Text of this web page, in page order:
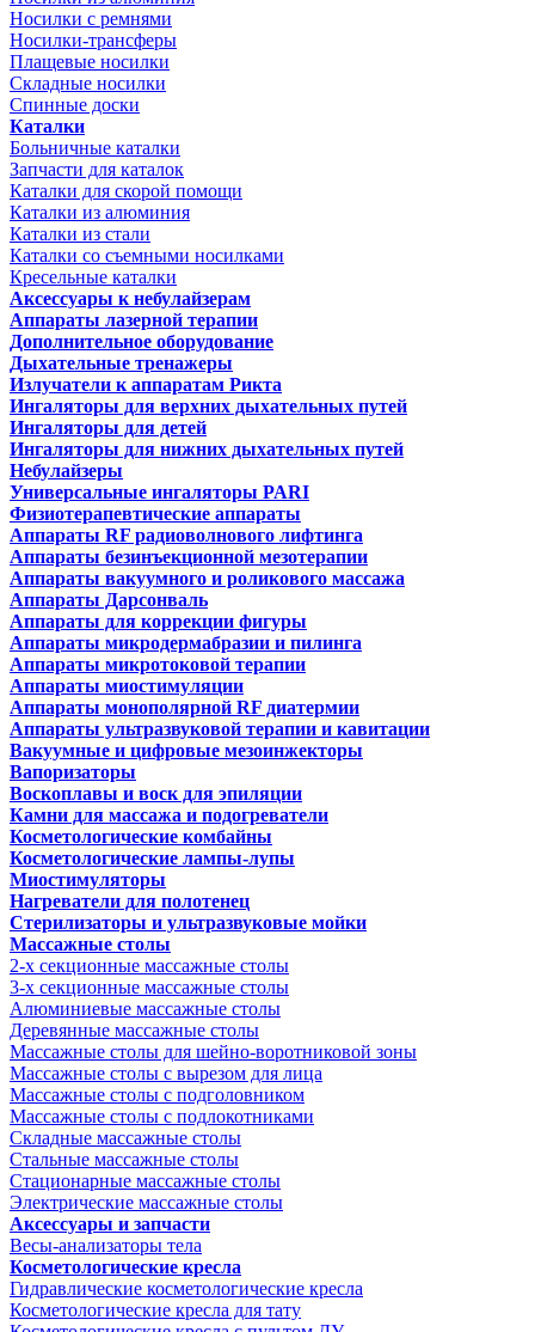
Носилки с ремнями
Носилки-трансферы
Плащевые носилки
Складные носилки
Спинные доски
Каталки
Больничные каталки
Запчасти для каталок
Каталки для скорой помощи
Каталки из алюминия
Каталки из стали
Каталки со съемными носилками
Кресельные каталки
Аксессуары к небулайзерам
Аппараты лазерной терапии
Дополнительное оборудование
Дыхательные тренажеры
Излучатели к аппаратам Рикта
Ингаляторы для верхних дыхательных путей
Ингаляторы для детей
Ингаляторы для нижних дыхательных путей
Небулайзеры
Универсальные ингаляторы PARI
Физиотерапевтические аппараты
Аппараты RF радиоволнового лифтинга
Аппараты безинъекционной мезотерапии
Аппараты вакуумного и роликового массажа
Аппараты Дарсонваль
Аппараты для коррекции фигуры
Аппараты микродермабразии и пилинга
Аппараты микротоковой терапии
Аппараты миостимуляции
Аппараты монополярной RF диатермии
Аппараты ультразвуковой терапии и кавитации
Вакуумные и цифровые мезоинжекторы
Вапоризаторы
Воскоплавы и воск для эпиляции
Камни для массажа и подогреватели
Косметологические комбайны
Косметологические лампы-лупы
Миостимуляторы
Нагреватели для полотенец
Стерилизаторы и ультразвуковые мойки
Массажные столы
2-х секционные массажные столы
3-х секционные массажные столы
Алюминиевые массажные столы
Деревянные массажные столы
Массажные столы для шейно-воротниковой зоны
Массажные столы с вырезом для лица
Массажные столы с подголовником
Массажные столы с подлокотниками
Складные массажные столы
Стальные массажные столы
Стационарные массажные столы
Электрические массажные столы
Аксессуары и запчасти
Весы-анализаторы тела
Косметологические кресла
Гидравлические косметологические кресла
Косметологические кресла для тату